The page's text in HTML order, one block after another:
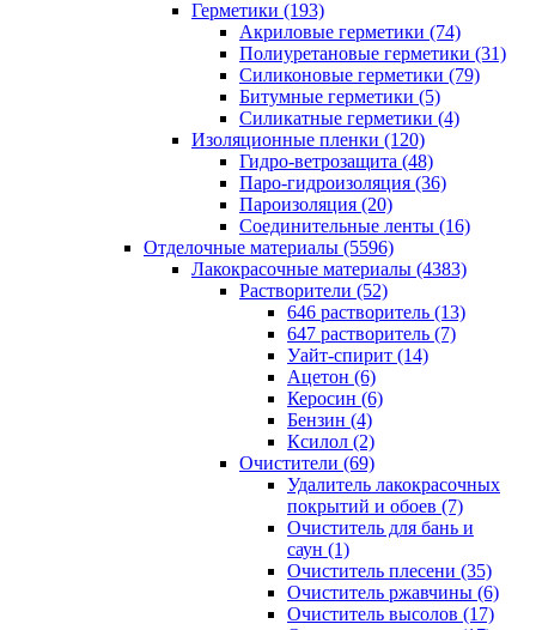
Герметики (193)
Акриловые герметики (74)
Полиуретановые герметики (31)
Силиконовые герметики (79)
Битумные герметики (5)
Силикатные герметики (4)
Изоляционные пленки (120)
Гидро-ветрозащита (48)
Паро-гидроизоляция (36)
Пароизоляция (20)
Соединительные ленты (16)
Отделочные материалы (5596)
Лакокрасочные материалы (4383)
Растворители (52)
646 растворитель (13)
647 растворитель (7)
Уайт-спирит (14)
Ацетон (6)
Керосин (6)
Бензин (4)
Ксилол (2)
Очистители (69)
Удалитель лакокрасочных
покрытий и обоев (7)
Очиститель для бань и
саун (1)
Очиститель плесени (35)
Очиститель ржавчины (6)
Очиститель высолов (17)